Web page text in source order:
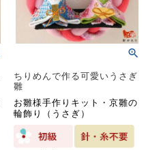
ちりめんで作る可愛いうさぎ
雛
お雛様手作りキット・京雛の
輪飾り（うさぎ）